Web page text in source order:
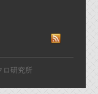
研究所